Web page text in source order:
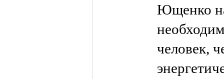
Ющенко
человек,